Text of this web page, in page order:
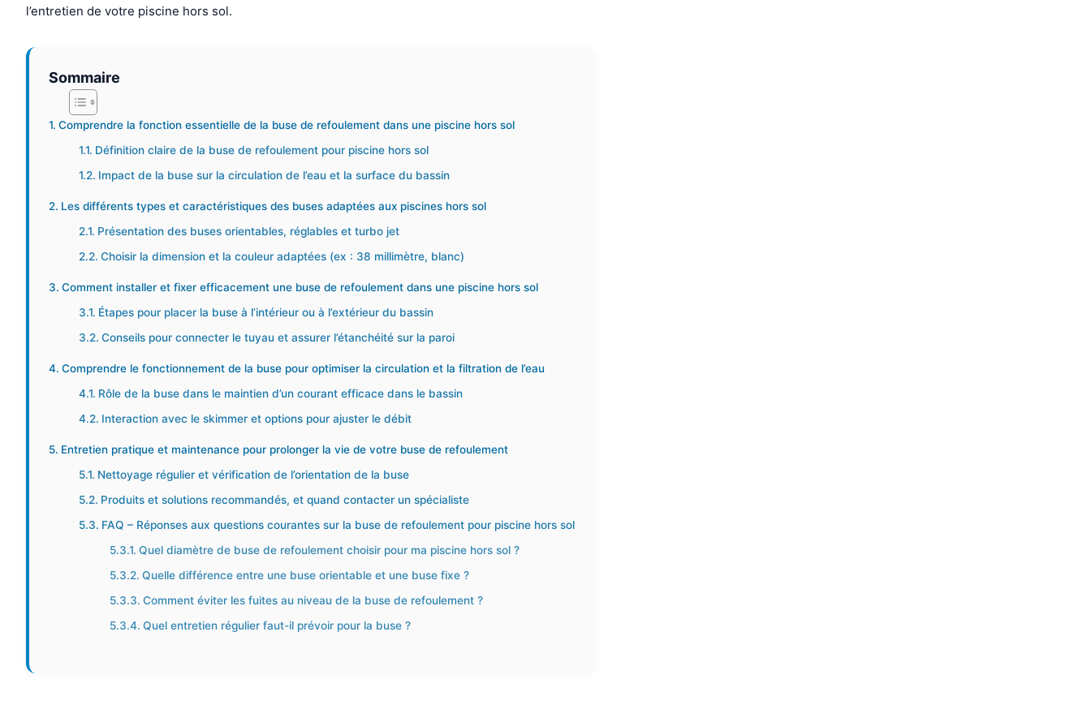
l’entretien de votre piscine hors sol.
Sommaire
Comprendre la fonction essentielle de la buse de refoulement dans une piscine hors sol
Définition claire de la buse de refoulement pour piscine hors sol
Impact de la buse sur la circulation de l’eau et la surface du bassin
Les différents types et caractéristiques des buses adaptées aux piscines hors sol
Présentation des buses orientables, réglables et turbo jet
Choisir la dimension et la couleur adaptées (ex : 38 millimètre, blanc)
Comment installer et fixer efficacement une buse de refoulement dans une piscine hors sol
Étapes pour placer la buse à l’intérieur ou à l’extérieur du bassin
Conseils pour connecter le tuyau et assurer l’étanchéité sur la paroi
Comprendre le fonctionnement de la buse pour optimiser la circulation et la filtration de l’eau
Rôle de la buse dans le maintien d’un courant efficace dans le bassin
Interaction avec le skimmer et options pour ajuster le débit
Entretien pratique et maintenance pour prolonger la vie de votre buse de refoulement
Nettoyage régulier et vérification de l’orientation de la buse
Produits et solutions recommandés, et quand contacter un spécialiste
FAQ – Réponses aux questions courantes sur la buse de refoulement pour piscine hors sol
Quel diamètre de buse de refoulement choisir pour ma piscine hors sol ?
Quelle différence entre une buse orientable et une buse fixe ?
Comment éviter les fuites au niveau de la buse de refoulement ?
Quel entretien régulier faut-il prévoir pour la buse ?